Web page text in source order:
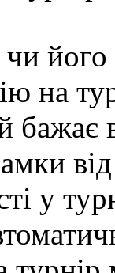
його
на
бажає
у